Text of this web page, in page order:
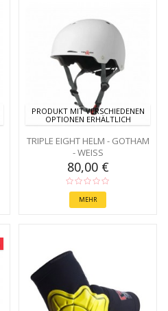
PRODUKT MIT VERSCHIEDENEN
OPTIONEN ERHÄLTLICH
TRIPLE EIGHT HELM - GOTHAM
- WEISS
80,00 €
MEHR